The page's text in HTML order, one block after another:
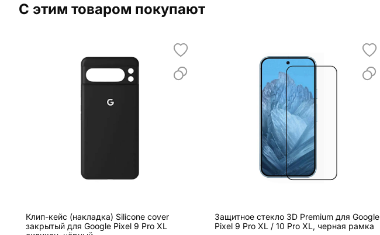
С этим товаром покупают
Клип-кейс (накладка) Silicone cover
закрытый для Google Pixel 9 Pro XL
Защитное стекло 3D Premium для Google
Pixel 9 Pro XL / 10 Pro XL, черная рамка